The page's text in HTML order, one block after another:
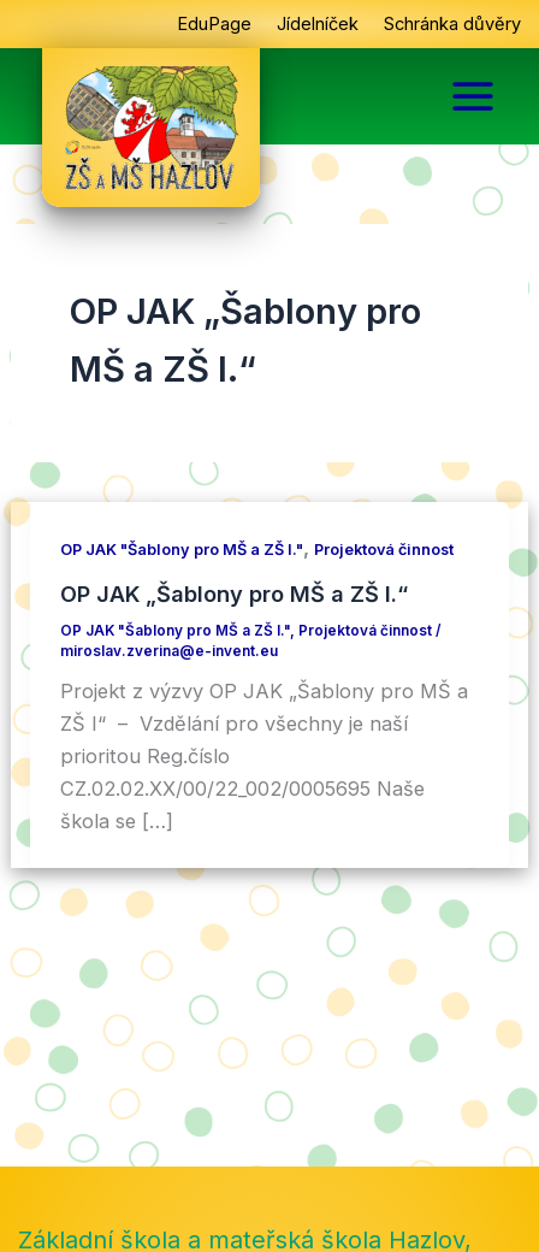
na
EduPage Jídelníček Schránka důvěry
OP JAK „Šablony pro
MŠ a ZŠ I.“
OP JAK "Šablony pro MŠ a ZŠ I.", Projektová činnost
OP JAK „Šablony pro MŠ a ZŠ I.“
OP JAK "Šablony pro MŠ a ZŠ I.", Projektová činnost/
miroslav.zverina@e-invent.eu
Projekt z výzvy OP JAK „Šablony pro MŠ a
ZŠ I“ – Vzdělání pro všechny je naší
prioritou Reg.číslo
CZ.02.02.XX/00/22_002/0005695 Naše
škola se […]
Základní škola a mateřská škola Hazlov,